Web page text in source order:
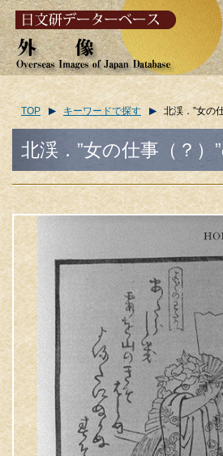
TOP キーワードで探す 北渓．”女の
北渓．”女の仕事（？